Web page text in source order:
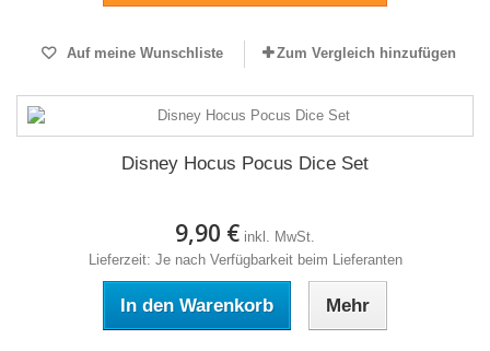
Auf meine Wunschliste Zum Vergleich hinzufügen
Disney Hocus Pocus Dice Set
9,90 € inkl. MwSt.
Lieferzeit: Je nach Verfügbarkeit beim Lieferanten
In den Warenkorb Mehr